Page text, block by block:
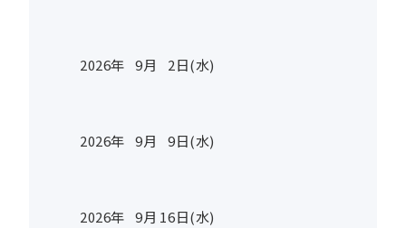
2026年 9月 2日(水)
2026年 9月 9日(水)
2026年 9月 16日(水)